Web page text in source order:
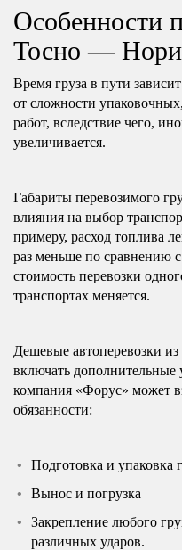
Особенности
Тосно —
Время груза в пути
от сложности
работ, вследствие чего,
увеличивается.
Габариты перевозимого
влияния на выбор
примеру, расход топлива
раз меньше по сравнению
стоимость перевозки
транспортах меняется.
Дешевые автоперевозки
включать дополнительные
компания «Форус» может
обязанности:
Подготовка и упаковка
Вынос и погрузка
Закрепление любого
различных ударов.